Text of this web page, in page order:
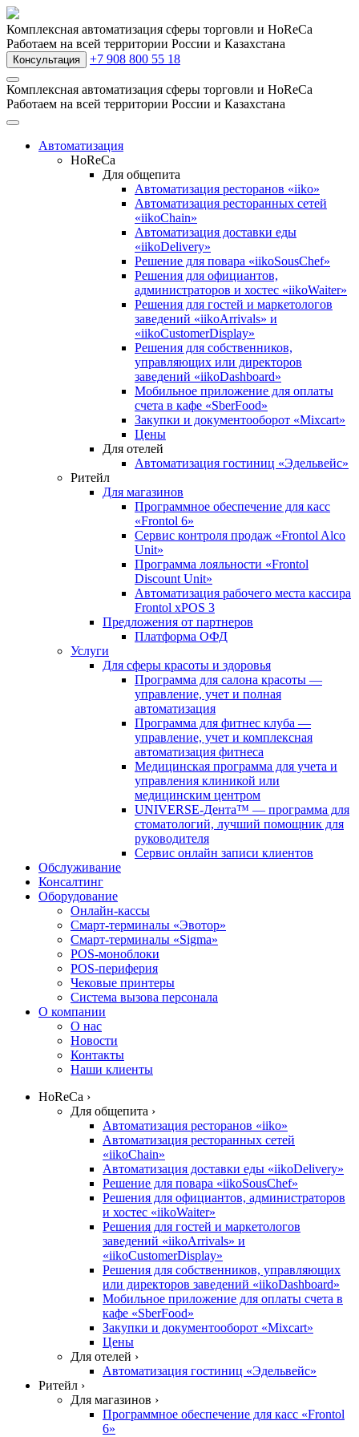
Комплексная автоматизация сферы торговли и HoReCa
Работаем на всей территории России и Казахстана
Консультация +7 908 800 55 18
Комплексная автоматизация сферы торговли и HoReCa
Работаем на всей территории России и Казахстана
Автоматизация
HoReCa
Для общепита
Автоматизация ресторанов «iiko»
Автоматизация ресторанных сетей
«iikoChain»
Автоматизация доставки еды
«iikoDelivery»
Решение для повара «iikoSousChef»
Решения для официантов,
администраторов и хостес «iikoWaiter»
Решения для гостей и маркетологов
заведений «iikoArrivals» и
«iikoCustomerDisplay»
Решения для собственников,
управляющих или директоров
заведений «iikoDashboard»
Мобильное приложение для оплаты
счета в кафе «SberFood»
Закупки и документооборот «Mixcart»
Цены
Для отелей
Автоматизация гостиниц «Эдельвейс»
Ритейл
Для магазинов
Программное обеспечение для касс
«Frontol 6»
Сервис контроля продаж «Frontol Alco
Unit»
Программа лояльности «Frontol
Discount Unit»
Автоматизация рабочего места кассира
Frontol xPOS 3
Предложения от партнеров
Платформа ОФД
Услуги
Для сферы красоты и здоровья
Программа для салона красоты —
управление, учет и полная
автоматизация
Программа для фитнес клуба —
управление, учет и комплексная
автоматизация фитнеса
Медицинская программа для учета и
управления клиникой или
медицинским центром
UNIVERSE-Дента™ — программа для
стоматологий, лучший помощник для
руководителя
Сервис онлайн записи клиентов
Обслуживание
Консалтинг
Оборудование
Онлайн-кассы
Смарт-терминалы «Эвотор»
Смарт-терминалы «Sigma»
POS-моноблоки
POS-периферия
Чековые принтеры
Система вызова персонала
О компании
О нас
Новости
Контакты
Наши клиенты
HoReCa ›
Для общепита ›
Автоматизация ресторанов «iiko»
Автоматизация ресторанных сетей
«iikoChain»
Автоматизация доставки еды «iikoDelivery»
Решение для повара «iikoSousChef»
Решения для официантов, администраторов
и хостес «iikoWaiter»
Решения для гостей и маркетологов
заведений «iikoArrivals» и
«iikoCustomerDisplay»
Решения для собственников, управляющих
или директоров заведений «iikoDashboard»
Мобильное приложение для оплаты счета в
кафе «SberFood»
Закупки и документооборот «Mixcart»
Цены
Для отелей ›
Автоматизация гостиниц «Эдельвейс»
Ритейл ›
Для магазинов ›
Программное обеспечение для касс «Frontol
6»